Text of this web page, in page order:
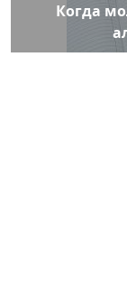
Когда